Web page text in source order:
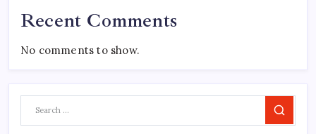
Recent Comments
No comments to show.
Search